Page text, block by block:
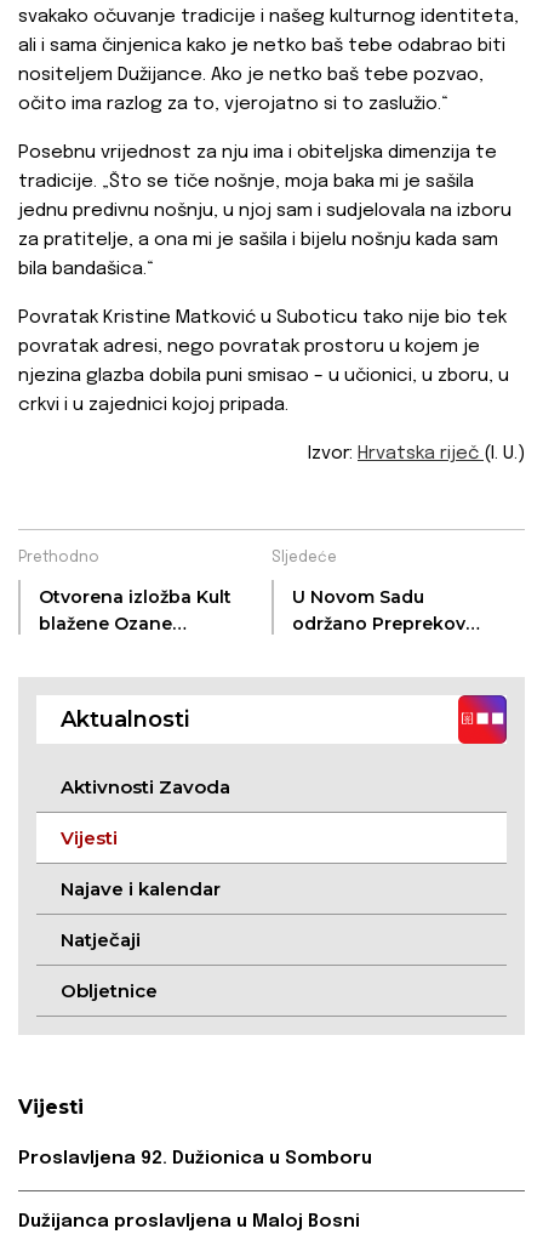
svakako očuvanje tradicije i našeg kulturnog identiteta,
ali i sama činjenica kako je netko baš tebe odabrao biti
nositeljem Dužijance. Ako je netko baš tebe pozvao,
očito ima razlog za to, vjerojatno si to zaslužio.“
Posebnu vrijednost za nju ima i obiteljska dimenzija te
tradicije. „Što se tiče nošnje, moja baka mi je sašila
jednu predivnu nošnju, u njoj sam i sudjelovala na izboru
za pratitelje, a ona mi je sašila i bijelu nošnju kada sam
bila bandašica.“
Povratak Kristine Matković u Suboticu tako nije bio tek
povratak adresi, nego povratak prostoru u kojem je
njezina glazba dobila puni smisao – u učionici, u zboru, u
crkvi i u zajednici kojoj pripada.
Izvor: Hrvatska riječ (I. U.)
Prethodno
Otvorena izložba Kult
blažene Ozane
Sljedeće
U Novom Sadu
održano Preprekovo
Aktualnosti
Aktivnosti Zavoda
Vijesti
Najave i kalendar
Natječaji
Obljetnice
Vijesti
Proslavljena 92. Dužionica u Somboru
Dužijanca proslavljena u Maloj Bosni